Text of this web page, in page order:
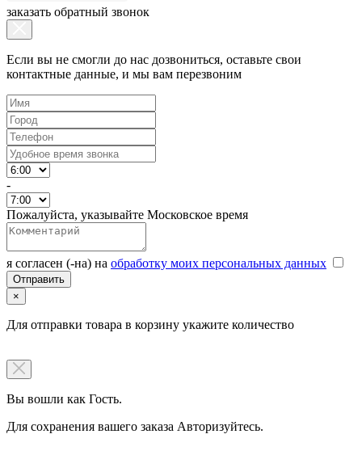
заказать обратный звонок
Если вы не смогли до нас дозвониться, оставьте свои
контактные данные, и мы вам перезвоним
-
Пожалуйста, указывайте Московское время
я согласен (-на) на обработку моих персональных данных
×
Для отправки товара в корзину укажите количество
Вы вошли как Гость.
Для сохранения вашего заказа Авторизуйтесь.